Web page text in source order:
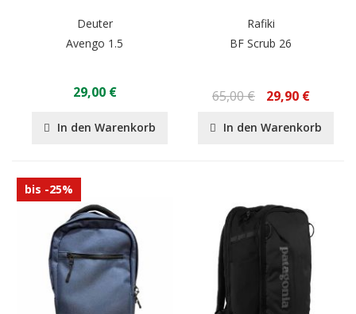
Deuter
Avengo 1.5
29,00 €
In den Warenkorb
Rafiki
BF Scrub 26
65,00 € 29,90 €
In den Warenkorb
bis -25%